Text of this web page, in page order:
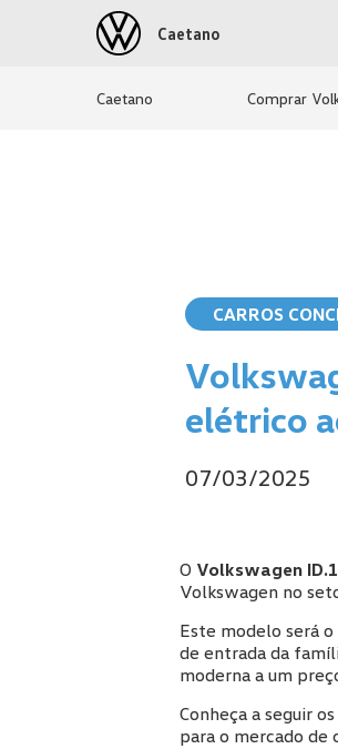
Caetano
Caetano Comprar
CARROS
elétrico
07/03/2025
O Volkswagen ID.1
Volkswagen no
Este modelo será o
de entrada da
moderna a um
Conheça a seguir
para o mercado de